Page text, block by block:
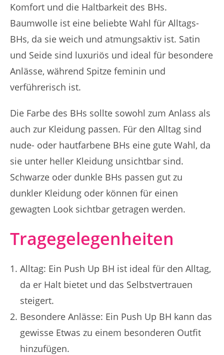
Komfort und die Haltbarkeit des BHs.
Baumwolle ist eine beliebte Wahl für Alltags-
BHs, da sie weich und atmungsaktiv ist. Satin
und Seide sind luxuriös und ideal für besondere
Anlässe, während Spitze feminin und
verführerisch ist.
Die Farbe des BHs sollte sowohl zum Anlass als
auch zur Kleidung passen. Für den Alltag sind
nude- oder hautfarbene BHs eine gute Wahl, da
sie unter heller Kleidung unsichtbar sind.
Schwarze oder dunkle BHs passen gut zu
dunkler Kleidung oder können für einen
gewagten Look sichtbar getragen werden.
Tragegelegenheiten
Alltag: Ein Push Up BH ist ideal für den Alltag,
da er Halt bietet und das Selbstvertrauen
steigert.
Besondere Anlässe: Ein Push Up BH kann das
gewisse Etwas zu einem besonderen Outfit
hinzufügen.